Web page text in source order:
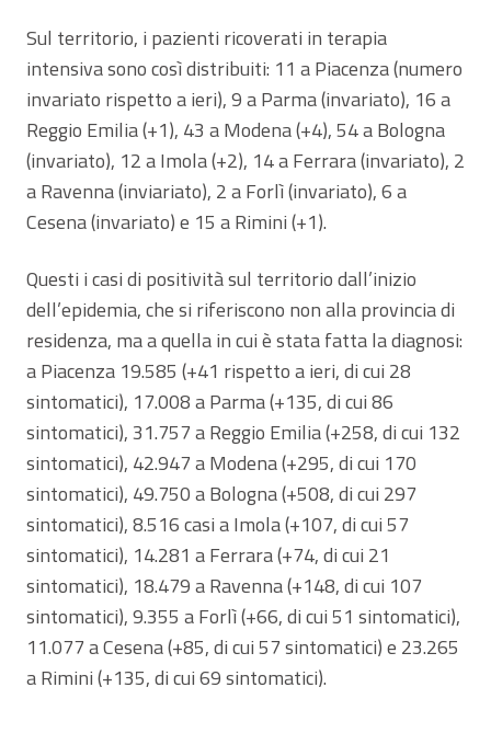
Sul territorio, i pazienti ricoverati in terapia
intensiva sono così distribuiti: 11 a Piacenza (numero
invariato rispetto a ieri), 9 a Parma (invariato), 16 a
Reggio Emilia (+1), 43 a Modena (+4), 54 a Bologna
(invariato), 12 a Imola (+2), 14 a Ferrara (invariato), 2
a Ravenna (inviariato), 2 a Forlì (invariato), 6 a
Cesena (invariato) e 15 a Rimini (+1).
Questi i casi di positività sul territorio dall’inizio
dell’epidemia, che si riferiscono non alla provincia di
residenza, ma a quella in cui è stata fatta la diagnosi:
a Piacenza 19.585 (+41 rispetto a ieri, di cui 28
sintomatici), 17.008 a Parma (+135, di cui 86
sintomatici), 31.757 a Reggio Emilia (+258, di cui 132
sintomatici), 42.947 a Modena (+295, di cui 170
sintomatici), 49.750 a Bologna (+508, di cui 297
sintomatici), 8.516 casi a Imola (+107, di cui 57
sintomatici), 14.281 a Ferrara (+74, di cui 21
sintomatici), 18.479 a Ravenna (+148, di cui 107
sintomatici), 9.355 a Forlì (+66, di cui 51 sintomatici),
11.077 a Cesena (+85, di cui 57 sintomatici) e 23.265
a Rimini (+135, di cui 69 sintomatici).